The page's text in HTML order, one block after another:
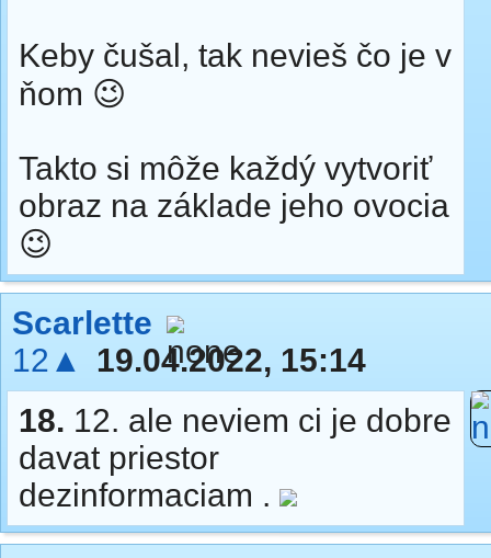
Keby čušal, tak nevieš čo je v
ňom 😉
Takto si môže každý vytvoriť
obraz na základe jeho ovocia
😉
Scarlette
12▲
19.04.2022, 15:14
18. 12. ale neviem ci je dobre
davat priestor
dezinformaciam .